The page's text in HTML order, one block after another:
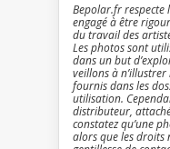
Bepolar.fr respecte
engagé à être
du travail des
Les photos sont
dans un but
veillons à n’illustrer
fournis dans les
utilisation.
distributeur,
constatez qu’une
alors que les droits